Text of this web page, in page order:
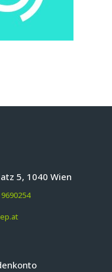
5, 1040 Wien